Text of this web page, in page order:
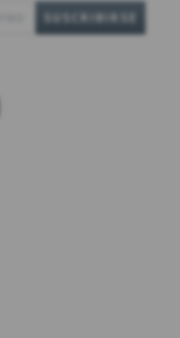
SUSCRIBIRSE